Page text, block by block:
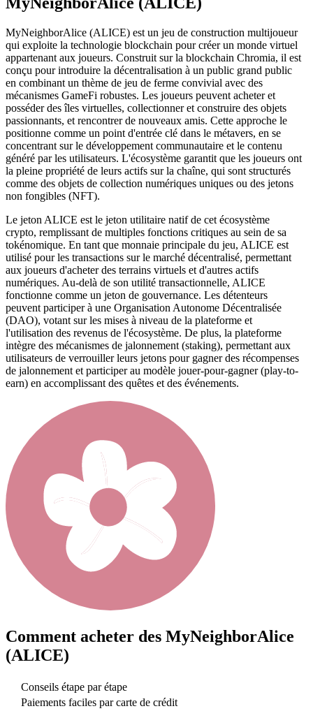
MyNeighborAlice (ALICE) est un jeu de construction multijoueur
qui exploite la technologie blockchain pour créer un monde virtuel
appartenant aux joueurs. Construit sur la blockchain Chromia, il est
conçu pour introduire la décentralisation à un public grand public
en combinant un thème de jeu de ferme convivial avec des
mécanismes GameFi robustes. Les joueurs peuvent acheter et
posséder des îles virtuelles, collectionner et construire des objets
passionnants, et rencontrer de nouveaux amis. Cette approche le
positionne comme un point d'entrée clé dans le métavers, en se
concentrant sur le développement communautaire et le contenu
généré par les utilisateurs. L'écosystème garantit que les joueurs ont
la pleine propriété de leurs actifs sur la chaîne, qui sont structurés
comme des objets de collection numériques uniques ou des jetons
non fongibles (NFT).
Le jeton ALICE est le jeton utilitaire natif de cet écosystème
crypto, remplissant de multiples fonctions critiques au sein de sa
tokénomique. En tant que monnaie principale du jeu, ALICE est
utilisé pour les transactions sur le marché décentralisé, permettant
aux joueurs d'acheter des terrains virtuels et d'autres actifs
numériques. Au-delà de son utilité transactionnelle, ALICE
fonctionne comme un jeton de gouvernance. Les détenteurs
peuvent participer à une Organisation Autonome Décentralisée
(DAO), votant sur les mises à niveau de la plateforme et
l'utilisation des revenus de l'écosystème. De plus, la plateforme
intègre des mécanismes de jalonnement (staking), permettant aux
utilisateurs de verrouiller leurs jetons pour gagner des récompenses
de jalonnement et participer au modèle jouer-pour-gagner (play-to-
earn) en accomplissant des quêtes et des événements.
Comment acheter des MyNeighborAlice
(ALICE)
Conseils étape par étape
Paiements faciles par carte de crédit